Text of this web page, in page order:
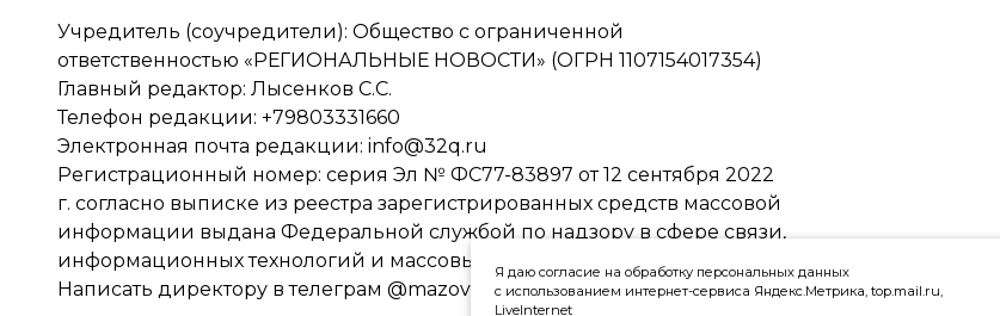
Учредитель (соучредители): Общество с ограниченной
ответственностью «РЕГИОНАЛЬНЫЕ НОВОСТИ» (ОГРН 1107154017354)
Главный редактор: Лысенков С.С.
Телефон редакции: +79803331660
Электронная почта редакции: info@32q.ru
Регистрационный номер: серия Эл № ФС77-83897 от 12 сентября 2022
г. согласно выписке из реестра зарегистрированных средств массовой
информации выдана Федеральной службой по надзору в сфере связи,
информационных технологий и массовых коммуникаций
Написать директору в телеграм @mazov
Я даю согласие на обработку персональных данных
с использованием интернет-сервиса Яндекс.Метрика, top.mail.ru,
LiveInternet